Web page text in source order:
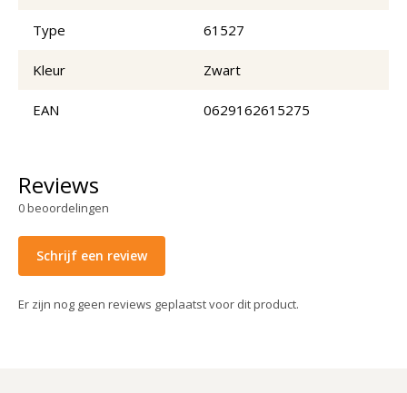
Type 61527
Kleur Zwart
EAN 0629162615275
Reviews
0beoordelingen
Schrijf een review
Er zijn nog geen reviews geplaatst voor dit product.